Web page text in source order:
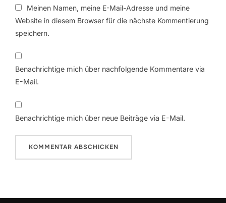
Meinen Namen, meine E-Mail-Adresse und meine
Website in diesem Browser für die nächste Kommentierung
speichern.
Benachrichtige mich über nachfolgende Kommentare via
E-Mail.
Benachrichtige mich über neue Beiträge via E-Mail.